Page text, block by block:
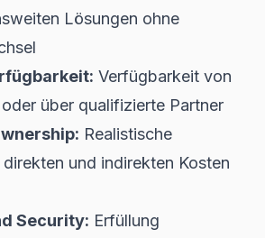
Lösungen ohne
Verfügbarkeit von
über qualifizierte Partner
Realistische
und indirekten Kosten
Security: Erfüllung